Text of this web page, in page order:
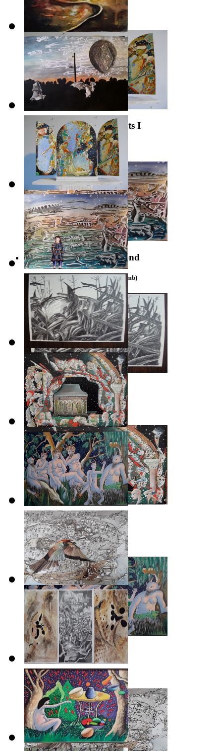
La part du rêve des enfants I
2020
Du bleu sur un noir profond
2020 - Carnet de dessins (mine de plomb)
Le palais des vases brisés
2019-2020
Par une nuit étoilée
2018-2020
Les Regardants
2018-2019